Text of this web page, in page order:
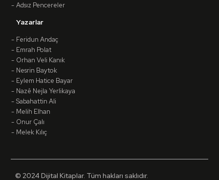
Adsız Pencereler
Yazarlar
Feridun Andaç
Emrah Polat
Orhan Veli Kanık
Nesrin Baytok
Eylem Hatice Bayar
Nazê Nejla Yerlikaya
Sabahattin Ali
Melih Elhan
Onur Çalı
Melek Kılıç
© 2024 Dijital Kitaplar. Tüm hakları saklıdır.